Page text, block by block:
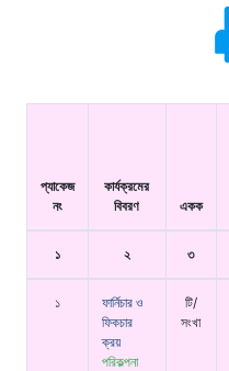
প্যাকেজ
নং
কার্যক্রমের
বিবরণ
একক
১ ২ ৩
১
ফার্নিচার ও
ফিকচার
ক্রয়
পরিকল্পনা
টি/
সংখা